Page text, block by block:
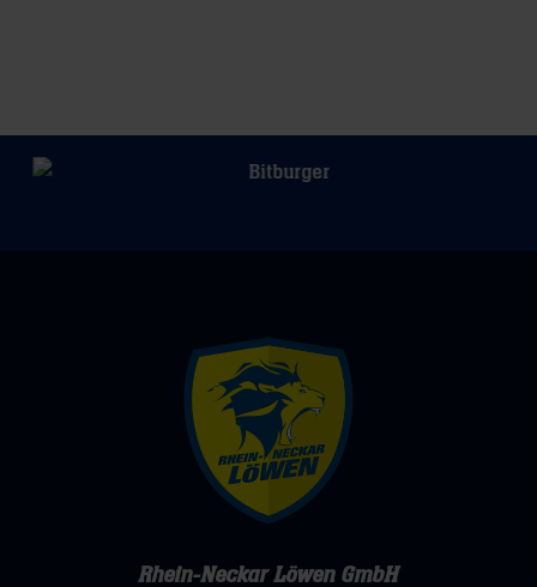
Rhein-Neckar Löwen GmbH